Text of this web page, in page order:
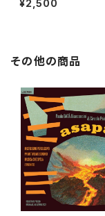
¥2,500
その他の商品